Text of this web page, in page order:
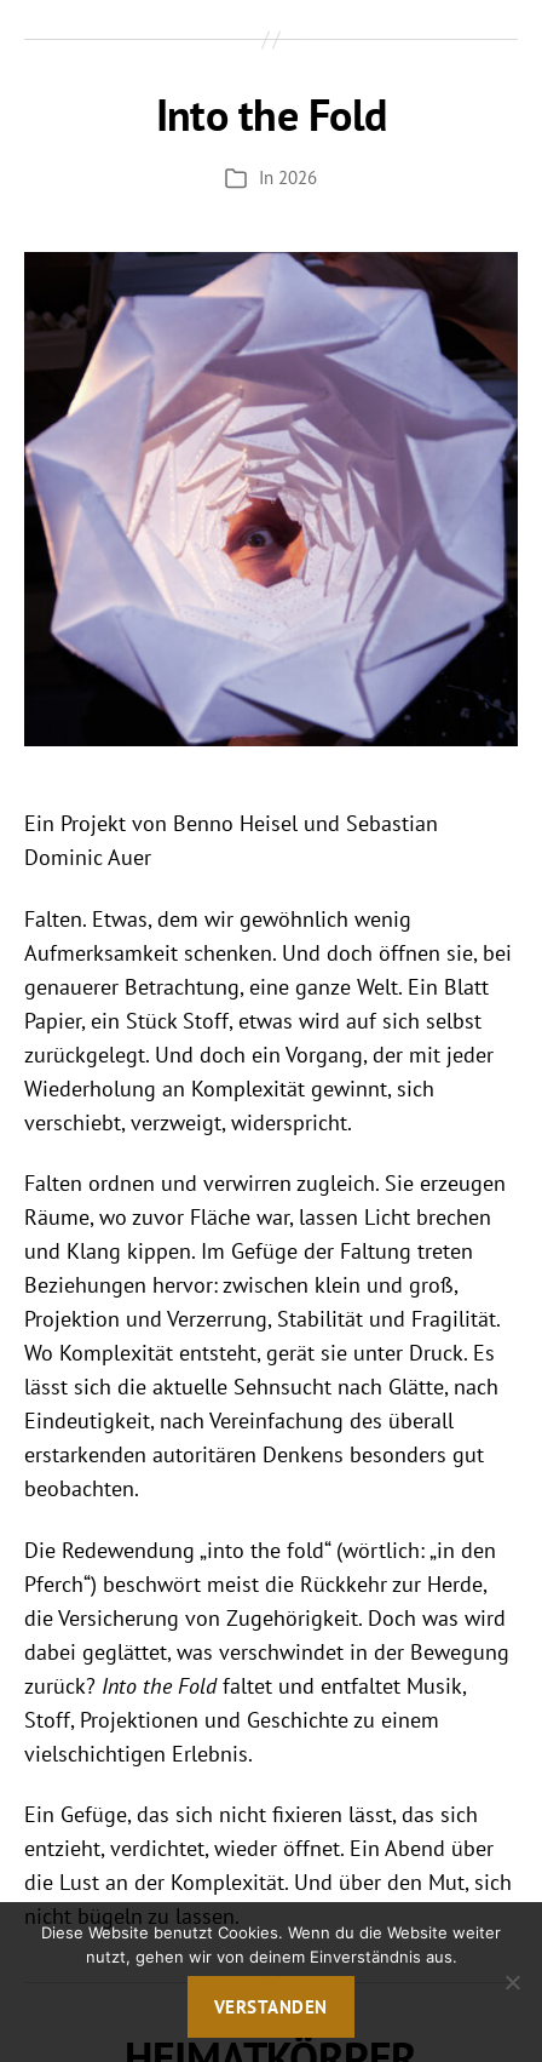
Into the Fold
Kategorien
In 2026
Ein Projekt von Benno Heisel und Sebastian
Dominic Auer
Falten. Etwas, dem wir gewöhnlich wenig
Aufmerksamkeit schenken. Und doch öffnen sie, bei
genauerer Betrachtung, eine ganze Welt. Ein Blatt
Papier, ein Stück Stoff, etwas wird auf sich selbst
zurückgelegt. Und doch ein Vorgang, der mit jeder
Wiederholung an Komplexität gewinnt, sich
verschiebt, verzweigt, widerspricht.
Falten ordnen und verwirren zugleich. Sie erzeugen
Räume, wo zuvor Fläche war, lassen Licht brechen
und Klang kippen. Im Gefüge der Faltung treten
Beziehungen hervor: zwischen klein und groß,
Projektion und Verzerrung, Stabilität und Fragilität.
Wo Komplexität entsteht, gerät sie unter Druck. Es
lässt sich die aktuelle Sehnsucht nach Glätte, nach
Eindeutigkeit, nach Vereinfachung des überall
erstarkenden autoritären Denkens besonders gut
beobachten.
Die Redewendung „into the fold“ (wörtlich: „in den
Pferch“) beschwört meist die Rückkehr zur Herde,
die Versicherung von Zugehörigkeit. Doch was wird
dabei geglättet, was verschwindet in der Bewegung
zurück? Into the Foldfaltet und entfaltet Musik,
Stoff, Projektionen und Geschichte zu einem
vielschichtigen Erlebnis.
Ein Gefüge, das sich nicht fixieren lässt, das sich
entzieht, verdichtet, wieder öffnet. Ein Abend über
die Lust an der Komplexität. Und über den Mut, sich
nicht bügeln zu lassen.
Diese Website benutzt Cookies. Wenn du die Website weiter
nutzt, gehen wir von deinem Einverständnis aus.
VERSTANDEN